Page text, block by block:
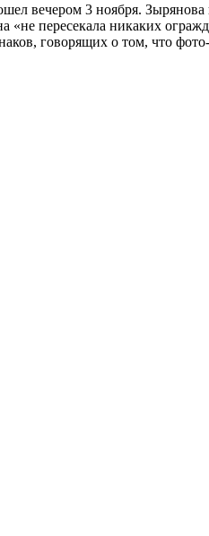
вечером 3 ноября. Зырянова
пересекала никаких
говорящих о том, что